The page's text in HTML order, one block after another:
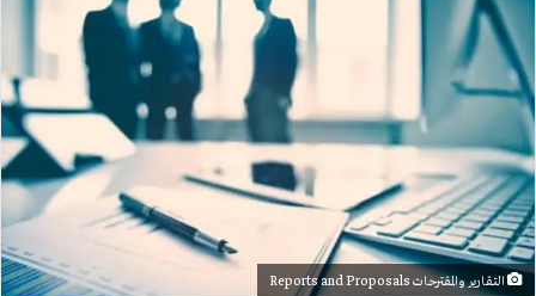
التقارير والمقترحات Reports and Proposals